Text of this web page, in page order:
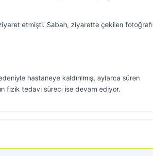
etmişti. Sabah, ziyarette çekilen fotoğrafı
hastaneye kaldırılmış, aylarca süren
fizik tedavi süreci ise devam ediyor.